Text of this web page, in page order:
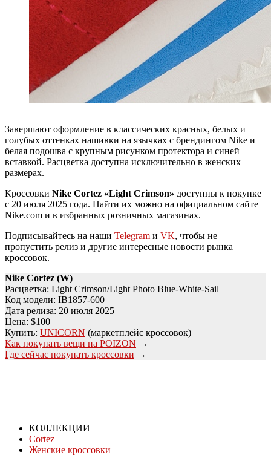
Завершают оформление в классических красных, белых и
голубых оттенках нашивки на язычках с брендингом Nike и
белая подошва с крупным рисунком протектора и синей
вставкой. Расцветка доступна исключительно в женских
размерах.
Кроссовки Nike Cortez «Light Crimson» доступны к покупке
с 20 июля 2025 года. Найти их можно на официальном сайте
Nike.com и в избранных розничных магазинах.
Подписывайтесь на наши Telegram и VK, чтобы не
пропустить релиз и другие интересные новости рынка
кроссовок.
Nike Cortez (W)
Расцветка: Light Crimson/Light Photo Blue-White-Sail
Код модели: IB1857-600
Дата релиза: 20 июля 2025
Цена: $100
Купить: UNICORN (маркетплейс кроссовок)
Как покупать вещи на POIZON →
Где сейчас покупать кроссовки →
КОЛЛЕКЦИИ
Cortez
Женские кроссовки